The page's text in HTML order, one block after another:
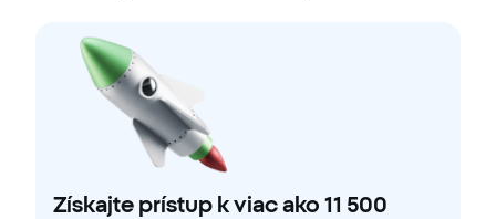
Získajte prístup k viac ako 11 500